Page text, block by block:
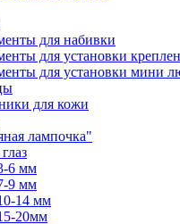
для набивки
для установки
для установки мини
для кожи
лампочка"
6 мм
9 мм
14 мм
20мм